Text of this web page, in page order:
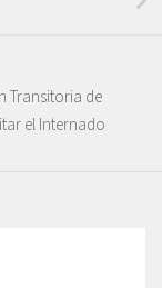
Transitoria de
el Internado